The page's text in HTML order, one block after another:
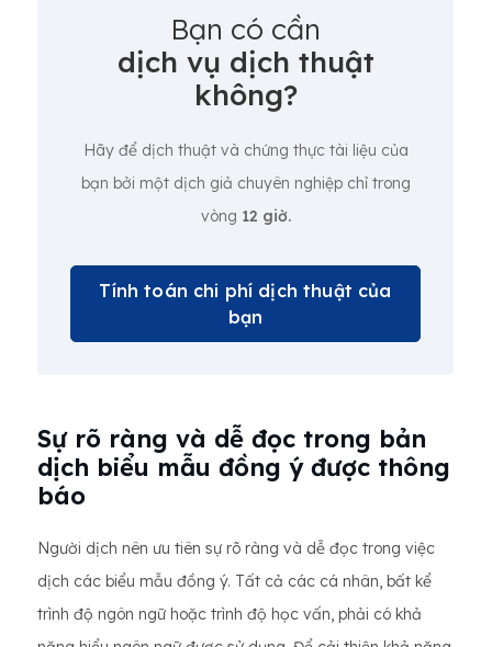
Bạn có cần
dịch vụ dịch thuật
không?
Hãy để dịch thuật và chứng thực tài liệu của
bạn bởi một dịch giả chuyên nghiệp chỉ trong
vòng 12 giờ.
Tính toán chi phí dịch thuật của
bạn
Sự rõ ràng và dễ đọc trong bản
dịch biểu mẫu đồng ý được thông
báo
Người dịch nên ưu tiên sự rõ ràng và dễ đọc trong việc
dịch các biểu mẫu đồng ý. Tất cả các cá nhân, bất kể
trình độ ngôn ngữ hoặc trình độ học vấn, phải có khả